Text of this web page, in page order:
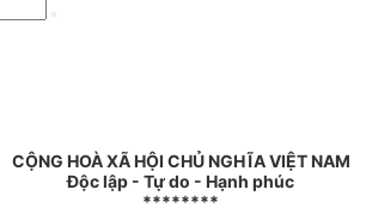
CỘNG HOÀ XÃ HỘI CHỦ NGHĨA VIỆT NAM
Độc lập - Tự do - Hạnh phúc
********